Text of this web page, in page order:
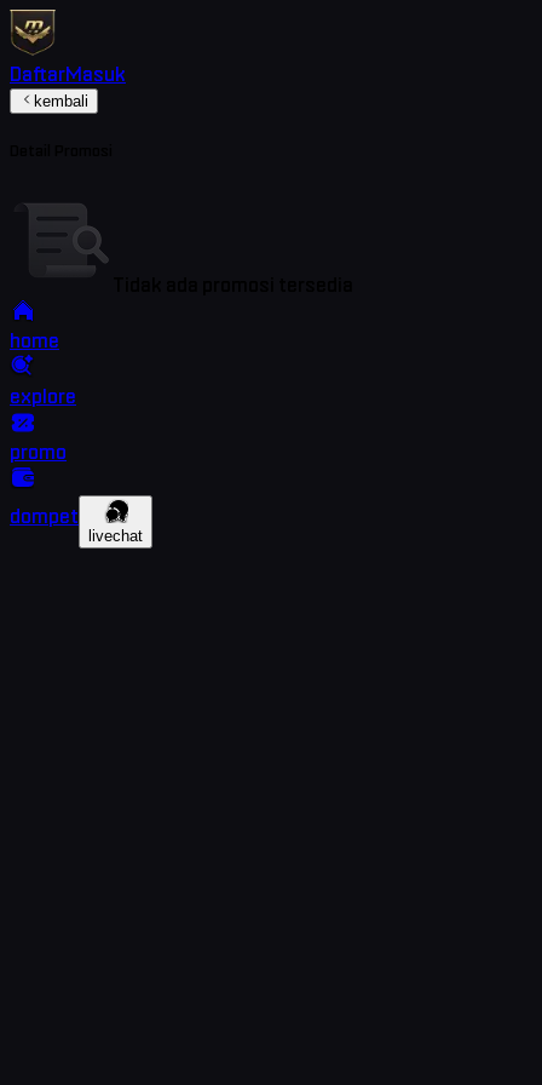
DaftarMasuk
kembali
home
explore
promo
dompet
livechat